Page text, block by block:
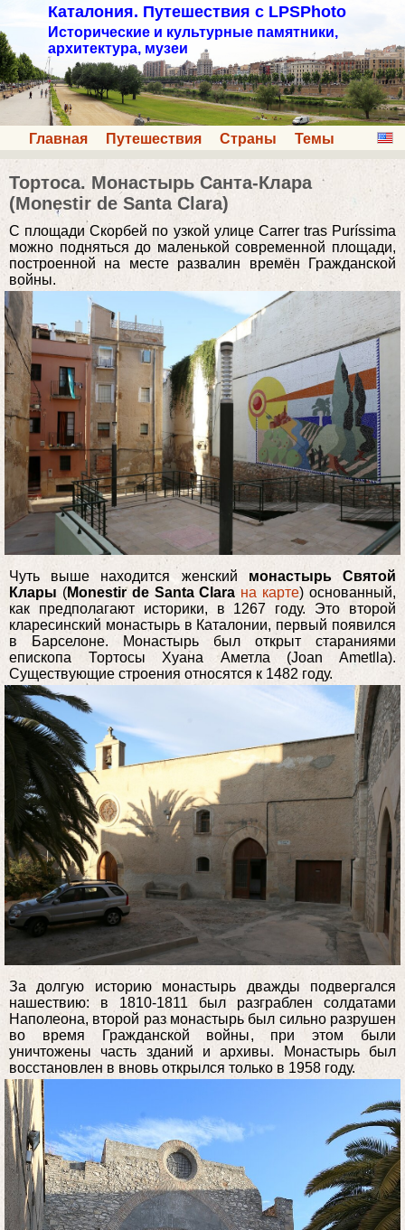
Каталония. Путешествия с LPSPhoto
Исторические и культурные памятники,
архитектура, музеи
Главная Путешествия Страны Темы
Тортоса. Монастырь Санта-Клара
(Monestir de Santa Clara)
С площади Скорбей по узкой улице Carrer tras Puríssima
можно подняться до маленькой современной площади,
построенной на месте развалин времён Гражданской
войны.
Чуть выше находится женский монастырь Святой
Клары (Monestir de Santa Clara на карте) основанный,
как предполагают историки, в 1267 году. Это второй
кларесинский монастырь в Каталонии, первый появился
в Барселоне. Монастырь был открыт стараниями
епископа Тортосы Хуана Аметла (Joan Ametlla).
Существующие строения относятся к 1482 году.
За долгую историю монастырь дважды подвергался
нашествию: в 1810-1811 был разграблен солдатами
Наполеона, второй раз монастырь был сильно разрушен
во время Гражданской войны, при этом были
уничтожены часть зданий и архивы. Монастырь был
восстановлен в вновь открылся только в 1958 году.